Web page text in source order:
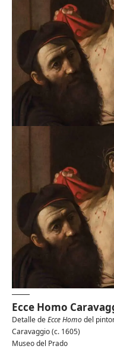
Ecce Homo
Detalle deEcce Homodel
Caravaggio (c. 1605)
Museo del Prado